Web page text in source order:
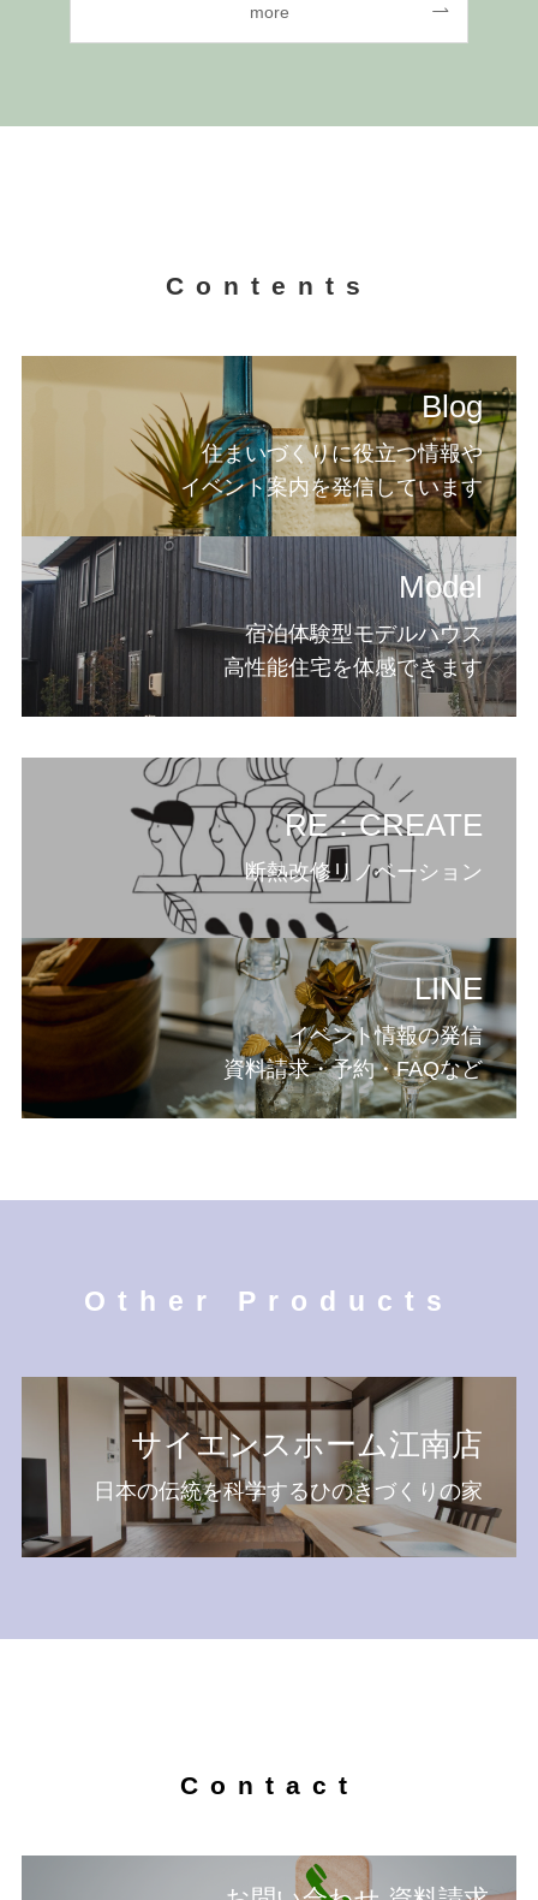
more
Contents
Blog
住まいづくりに役立つ情報や
イベント案内を発信しています
Model
宿泊体験型モデルハウス
高性能住宅を体感できます
RE：CREATE
断熱改修リノベーション
LINE
イベント情報の発信
資料請求・予約・FAQなど
Other Products
サイエンスホーム江南店
日本の伝統を科学するひのきづくりの家
Contact